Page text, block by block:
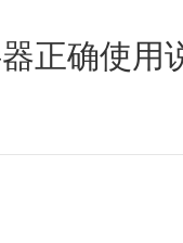
正确使用